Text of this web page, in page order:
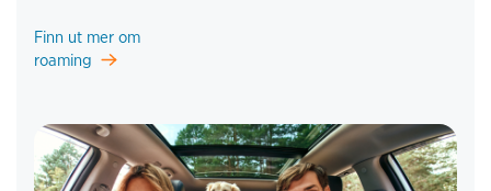
Finn ut mer om
roaming